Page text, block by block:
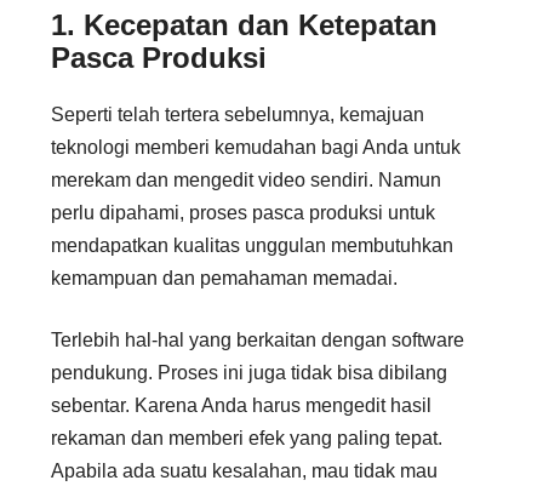
1. Kecepatan dan Ketepatan
Pasca Produksi
Seperti telah tertera sebelumnya, kemajuan
teknologi memberi kemudahan bagi Anda untuk
merekam dan mengedit video sendiri. Namun
perlu dipahami, proses pasca produksi untuk
mendapatkan kualitas unggulan membutuhkan
kemampuan dan pemahaman memadai.
Terlebih hal-hal yang berkaitan dengan software
pendukung. Proses ini juga tidak bisa dibilang
sebentar. Karena Anda harus mengedit hasil
rekaman dan memberi efek yang paling tepat.
Apabila ada suatu kesalahan, mau tidak mau